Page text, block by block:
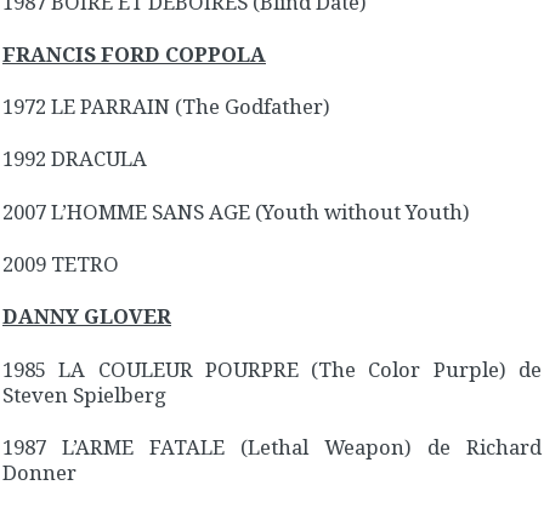
FRANCIS FORD COPPOLA
1972 LE PARRAIN (The Godfather)
1992 DRACULA
2007 L’HOMME SANS AGE (Youth without Youth)
2009 TETRO
DANNY GLOVER
1985 LA COULEUR POURPRE (The Color Purple) de
Steven Spielberg
1987 L’ARME FATALE (Lethal Weapon) de Richard
Donner